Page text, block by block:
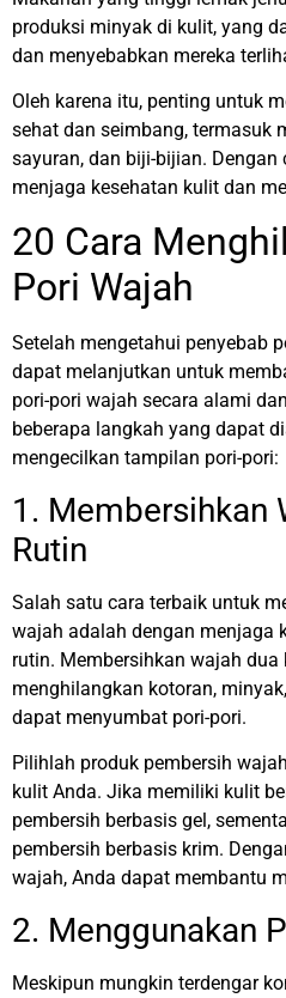
produksi minyak di kulit, yang
dan menyebabkan mereka
Oleh karena itu, penting untuk
sehat dan seimbang, termasuk
sayuran, dan biji-bijian.
menjaga kesehatan kulit dan
20 Cara
Pori Wajah
Setelah mengetahui penyebab
dapat melanjutkan untuk
pori-pori wajah secara alami
beberapa langkah yang dapat
mengecilkan tampilan pori-pori:
1. Membersihkan
Rutin
Salah satu cara terbaik untuk
wajah adalah dengan menjaga
rutin. Membersihkan wajah
menghilangkan kotoran,
dapat menyumbat pori-pori.
Pilihlah produk pembersih
kulit Anda. Jika memiliki kulit
pembersih berbasis gel,
pembersih berbasis krim.
wajah, Anda dapat membantu
2. Menggunakan
Meskipun mungkin terdengar